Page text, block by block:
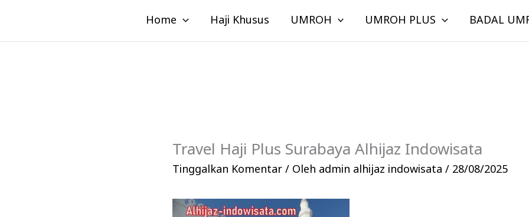
konten
Home Haji Khusus UMROH UMROH PLUS BADAL
Travel Haji Plus Surabaya Alhijaz Indowisata
Tinggalkan Komentar / Oleh admin alhijaz indowisata/ 28/08/2025